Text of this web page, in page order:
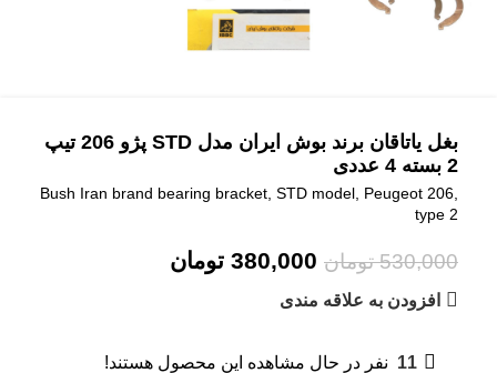
بغل یاتاقان برند بوش ایران مدل STD پژو 206 تیپ
2 بسته 4 عددی
Bush Iran brand bearing bracket, STD model, Peugeot 206,
type 2
530,000 تومان 380,000 تومان
افزودن به علاقه مندی
11 نفر در حال مشاهده این محصول هستند!